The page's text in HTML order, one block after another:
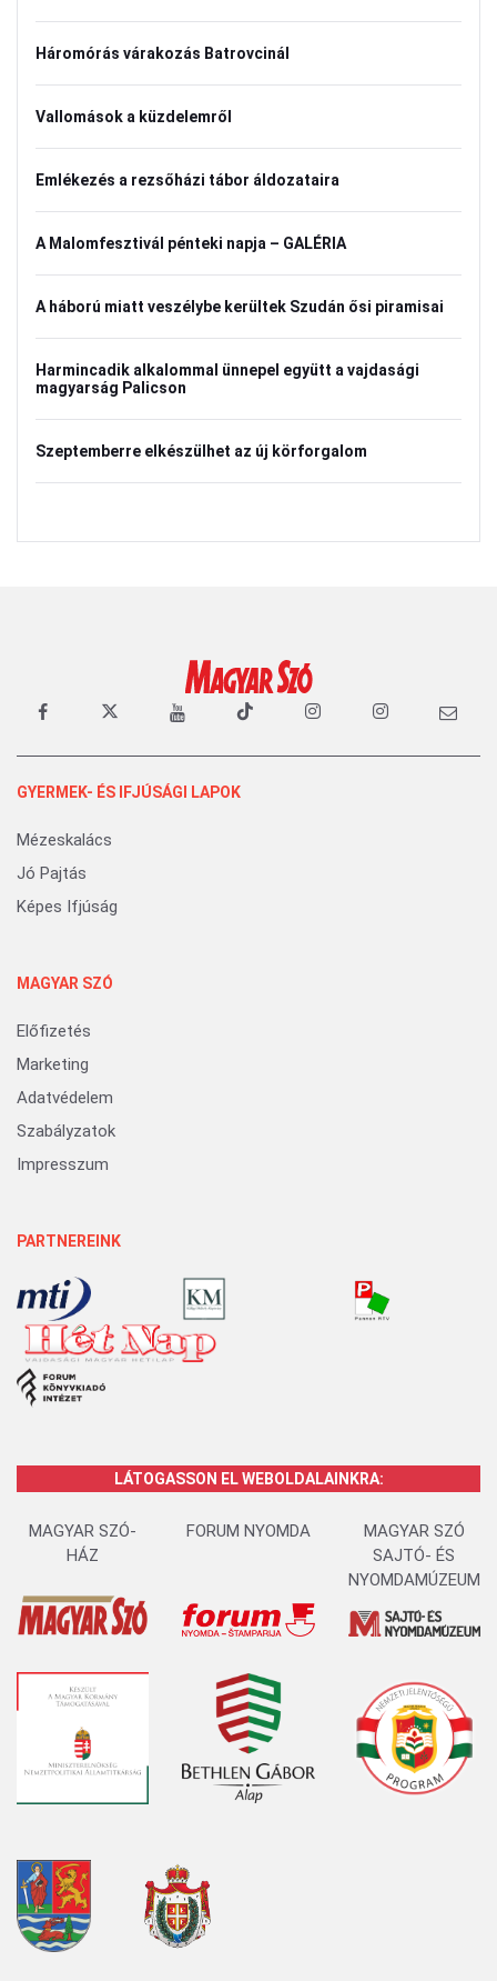
Háromórás várakozás Batrovcinál
Vallomások a küzdelemről
Emlékezés a rezsőházi tábor áldozataira
A Malomfesztivál pénteki napja – GALÉRIA
A háború miatt veszélybe kerültek Szudán ősi piramisai
Harmincadik alkalommal ünnepel együtt a vajdasági
magyarság Palicson
Szeptemberre elkészülhet az új körforgalom
GYERMEK- ÉS IFJÚSÁGI LAPOK
Mézeskalács
Jó Pajtás
Képes Ifjúság
MAGYAR SZÓ
Előfizetés
Marketing
Adatvédelem
Szabályzatok
Impresszum
PARTNEREINK
LÁTOGASSON EL WEBOLDALAINKRA:
MAGYAR SZÓ-
HÁZ
FORUM NYOMDA
MAGYAR SZÓ
SAJTÓ- ÉS
NYOMDAMÚZEUM